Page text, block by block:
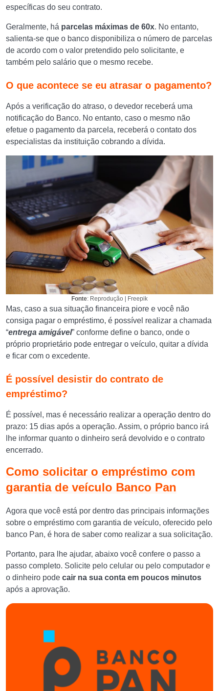
específicas do seu contrato.
Geralmente, há parcelas máximas de 60x. No entanto,
salienta-se que o banco disponibiliza o número de parcelas
de acordo com o valor pretendido pelo solicitante, e
também pelo salário que o mesmo recebe.
O que acontece se eu atrasar o pagamento?
Após a verificação do atraso, o devedor receberá uma
notificação do Banco. No entanto, caso o mesmo não
efetue o pagamento da parcela, receberá o contato dos
especialistas da instituição cobrando a dívida.
Fonte: Reprodução | Freepik
Mas, caso a sua situação financeira piore e você não
consiga pagar o empréstimo, é possível realizar a chamada
“entrega amigável” conforme define o banco, onde o
próprio proprietário pode entregar o veículo, quitar a dívida
e ficar com o excedente.
É possível desistir do contrato de
empréstimo?
É possível, mas é necessário realizar a operação dentro do
prazo: 15 dias após a operação. Assim, o próprio banco irá
lhe informar quanto o dinheiro será devolvido e o contrato
encerrado.
Como solicitar o empréstimo com
garantia de veículo Banco Pan
Agora que você está por dentro das principais informações
sobre o empréstimo com garantia de veículo, oferecido pelo
banco Pan, é hora de saber como realizar a sua solicitação.
Portanto, para lhe ajudar, abaixo você confere o passo a
passo completo. Solicite pelo celular ou pelo computador e
o dinheiro pode cair na sua conta em poucos minutos
após a aprovação.